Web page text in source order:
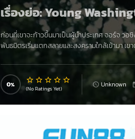
เรื่องย่อ: Young
ก่อนที่เขาจะก้าวขึ้นมาเป็นผู้นำประเทศ จอร์จ ว
พันธมิตรเริ่มแตกสลายและสงครามใกล้เข้ามา เ
0 (No Ratings Yet) Unknown